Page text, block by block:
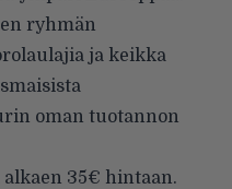
ryhmän
ja keikka
oman tuotannon
35€ hintaan.